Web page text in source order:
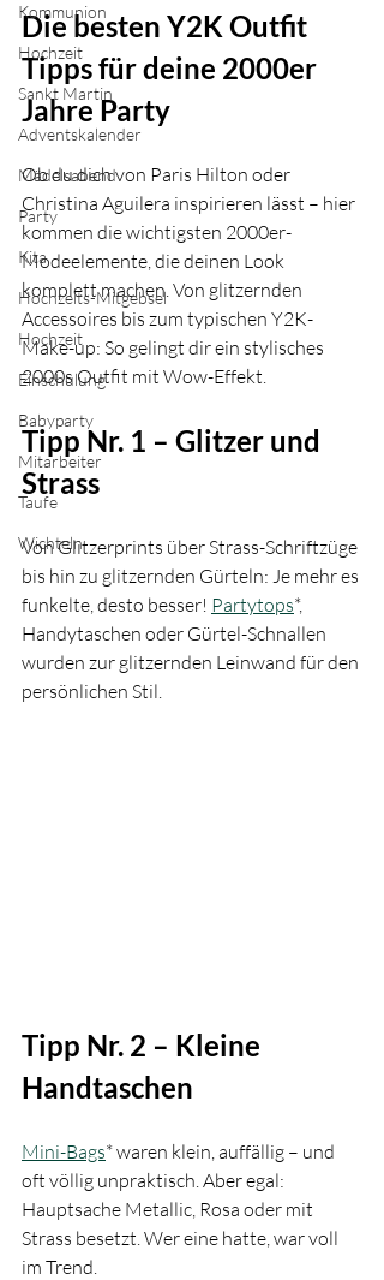
Kommunion
Hochzeit
Sankt Martin
Adventskalender
Mädelsabend
Party
Kita
Hochzeits-Mitgebsel
Hochzeit
Einschulung
Babyparty
Mitarbeiter
Taufe
Wichteln
Die besten Y2K Outfit
Tipps für deine 2000er
Jahre Party
Ob du dich von Paris Hilton oder
Christina Aguilera inspirieren lässt – hier
kommen die wichtigsten 2000er-
Modeelemente, die deinen Look
komplett machen. Von glitzernden
Accessoires bis zum typischen Y2K-
Make-up: So gelingt dir ein stylisches
2000s Outfit mit Wow-Effekt.
Tipp Nr. 1 – Glitzer und
Strass
Von Glitzerprints über Strass-Schriftzüge
bis hin zu glitzernden Gürteln: Je mehr es
funkelte, desto besser! Partytops*,
Handytaschen oder Gürtel-Schnallen
wurden zur glitzernden Leinwand für den
persönlichen Stil.
Tipp Nr. 2 – Kleine
Handtaschen
Mini-Bags* waren klein, auffällig – und
oft völlig unpraktisch. Aber egal:
Hauptsache Metallic, Rosa oder mit
Strass besetzt. Wer eine hatte, war voll
im Trend.